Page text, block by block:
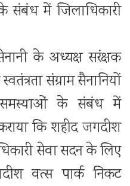
के संबंध में जिलाधिकारी
के अध्यक्ष सरंक्षक
संग्राम सैनानियों
समस्याओं के संबंध में
कि शहीद जगदीश
सेवा सदन के लिए
वत्स पार्क निकट